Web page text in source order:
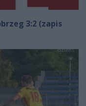
3:2 (zapis